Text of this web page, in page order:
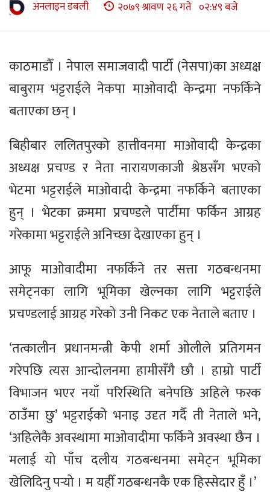
अनलाइन डबली २०७९ श्रावण २६ गते ०२:४९ बजे
काठमाडौँ । नेपाल समाजवादी पार्टी (नेसपा)का अध्यक्ष
बाबुराम भट्टराईले नेकपा माओवादी केन्द्रमा नफर्किने
बताएका छन् ।
बिहीबार ललितपुरको हात्तीवनमा माओवादी केन्द्रका
अध्यक्ष प्रचण्ड र नेता नारायणकाजी श्रेष्ठसँग भएको
भेटमा भट्टराईले माओवादी केन्द्रमा नफर्किने बताएका
हुन् । भेटका क्रममा प्रचण्डले पार्टीमा फर्किन आग्रह
गरेकामा भट्टराईले अनिच्छा देखाएका हुन् ।
आफू माओवादीमा नफर्किने तर सत्ता गठबन्धनमा
समेट्नका लागि भूमिका खेल्नका लागि भट्टराईले
प्रचण्डलाई आग्रह गरेको उनी निकट एक नेताले बताए ।
‘तत्कालीन प्रधानमन्त्री केपी शर्मा ओलीले प्रतिगमन
गरेपछि त्यस आन्दोलनमा हामीसँगै छौ । हाम्रो पार्टी
विभाजन भएर नयाँ परिस्थिति बनेपछि अहिले फरक
ठाउँमा छु’ भट्टराईको भनाइ उदृत गर्दै ती नेताले भने,
‘अहिलेकै अवस्थामा माओवादीमा फर्किने अवस्था छैन ।
मलाई यो पाँच दलीय गठबन्धनमा समेट्न भूमिका
खेलिदिनु पर्‍यो । म यहीँ गठबन्धनकै एक हिस्सेदार हुँ ।’